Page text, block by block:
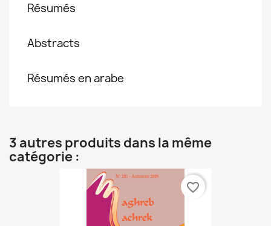
Résumés
Abstracts
Résumés en arabe
3 autres produits dans la même
catégorie :
favorite_border